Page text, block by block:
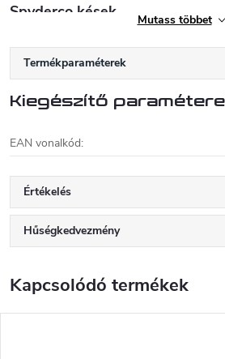
Spyderco kések
Spyderco nevű céget, és két évvel később a
coloradói Goldenben telepedett le. A Tri-
C01 Worker kés, egy zárókés az ikonikus
kezdték meghatározni az egész késiparban
Mutass többet
Termékparaméterek
Kiegészítő
EAN vonalkód:
Értékelés
Hűségkedvezmény
Kapcsolódó termékek